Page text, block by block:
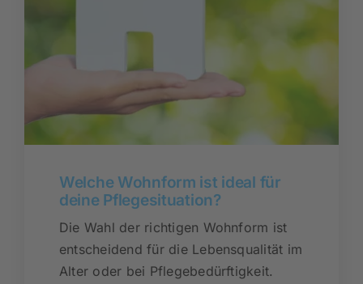
Welche Wohnform ist ideal für
deine Pflegesituation?
Die Wahl der richtigen Wohnform ist
entscheidend für die Lebensqualität im
Alter oder bei Pflegebedürftigkeit.